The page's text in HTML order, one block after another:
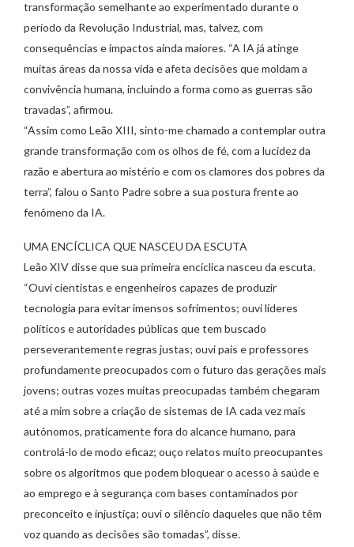
transformação semelhante ao experimentado durante o
período da Revolução Industrial, mas, talvez, com
consequências e impactos ainda maiores. “A IA já atinge
muitas áreas da nossa vida e afeta decisões que moldam a
convivência humana, incluindo a forma como as guerras são
travadas”, afirmou.
“Assim como Leão XIII, sinto-me chamado a contemplar outra
grande transformação com os olhos de fé, com a lucidez da
razão e abertura ao mistério e com os clamores dos pobres da
terra”, falou o Santo Padre sobre a sua postura frente ao
fenômeno da IA.
UMA ENCÍCLICA QUE NASCEU DA ESCUTA
Leão XIV disse que sua primeira encíclica nasceu da escuta.
“Ouvi cientistas e engenheiros capazes de produzir
tecnologia para evitar imensos sofrimentos; ouvi líderes
políticos e autoridades públicas que tem buscado
perseverantemente regras justas; ouvi pais e professores
profundamente preocupados com o futuro das gerações mais
jovens; outras vozes muitas preocupadas também chegaram
até a mim sobre a criação de sistemas de IA cada vez mais
autônomos, praticamente fora do alcance humano, para
controlá-lo de modo eficaz; ouço relatos muito preocupantes
sobre os algoritmos que podem bloquear o acesso à saúde e
ao emprego e à segurança com bases contaminados por
preconceito e injustiça; ouvi o silêncio daqueles que não têm
voz quando as decisões são tomadas”, disse.